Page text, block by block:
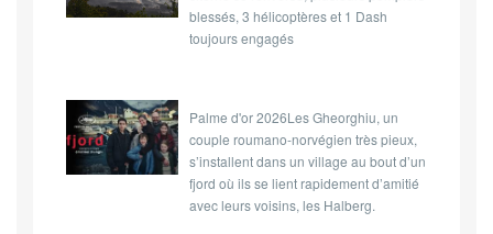
blessés, 3 hélicoptères et 1 Dash
toujours engagés
Palme d'or 2026Les Gheorghiu, un
couple roumano-norvégien très pieux,
s’installent dans un village au bout d’un
fjord où ils se lient rapidement d’amitié
avec leurs voisins, les Halberg.